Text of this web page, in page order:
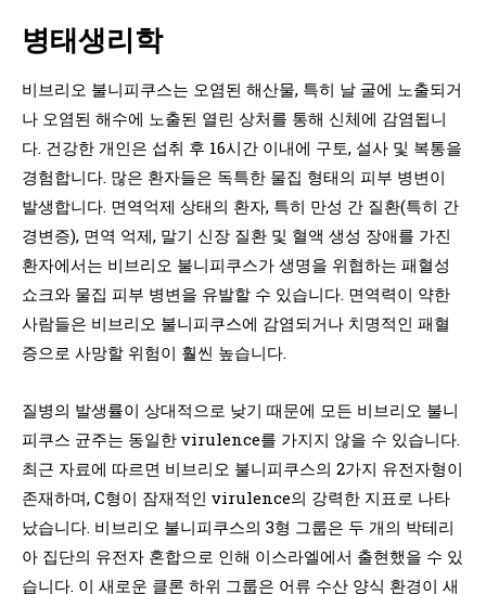
병태생리학
비브리오 불니피쿠스는 오염된 해산물, 특히 날 굴에 노출되거
나 오염된 해수에 노출된 열린 상처를 통해 신체에 감염됩니
다. 건강한 개인은 섭취 후 16시간 이내에 구토, 설사 및 복통을
경험합니다. 많은 환자들은 독특한 물집 형태의 피부 병변이
발생합니다. 면역억제 상태의 환자, 특히 만성 간 질환(특히 간
경변증), 면역 억제, 말기 신장 질환 및 혈액 생성 장애를 가진
환자에서는 비브리오 불니피쿠스가 생명을 위협하는 패혈성
쇼크와 물집 피부 병변을 유발할 수 있습니다. 면역력이 약한
사람들은 비브리오 불니피쿠스에 감염되거나 치명적인 패혈
증으로 사망할 위험이 훨씬 높습니다.
질병의 발생률이 상대적으로 낮기 때문에 모든 비브리오 불니
피쿠스 균주는 동일한 virulence를 가지지 않을 수 있습니다.
최근 자료에 따르면 비브리오 불니피쿠스의 2가지 유전자형이
존재하며, C형이 잠재적인 virulence의 강력한 지표로 나타
났습니다. 비브리오 불니피쿠스의 3형 그룹은 두 개의 박테리
아 집단의 유전자 혼합으로 인해 이스라엘에서 출현했을 수 있
습니다. 이 새로운 클론 하위 그룹은 어류 수산 양식 환경이 새